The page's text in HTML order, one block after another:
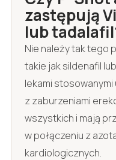
zastępują
lub
Nie należy tak tego
takie jak sildenafil
lekami stosowanymi
z zaburzeniami
wszystkich i mają
w połączeniu z
kardiologicznych.